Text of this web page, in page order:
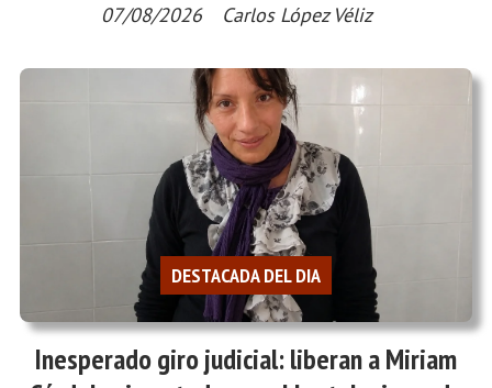
Carlos López Véliz
07/08/2026
Inesperado giro judicial: liberan a Miriam
DESTACADA DEL DIA